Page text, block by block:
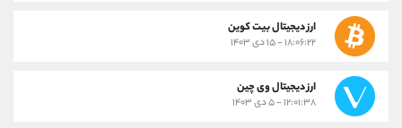
ارز دیجیتال بیت کوین
۱۸:۰۶:۲۲ - ۱۵ دی ۱۴۰۳
ارز دیجیتال وی چین
۱۲:۰۱:۳۸ - ۵ دی ۱۴۰۳